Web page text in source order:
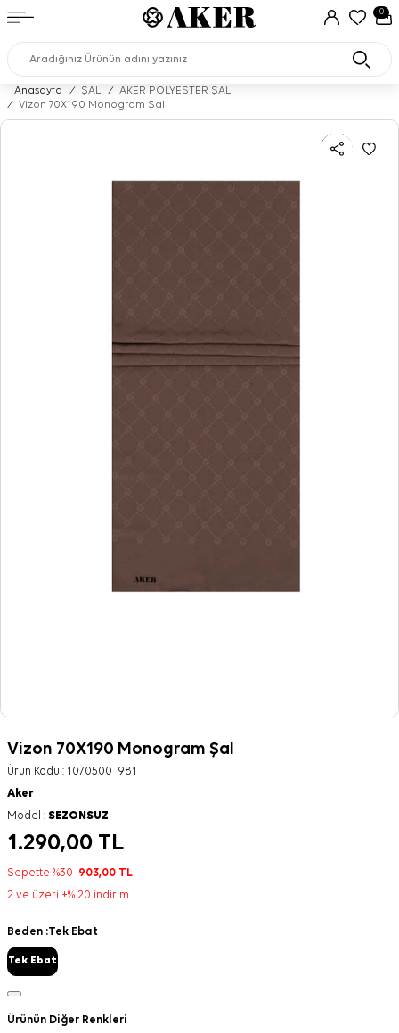
0
Anasayfa / ŞAL /
AKER POLYESTER ŞAL
/
Vizon 70X190 Monogram Şal
Vizon 70X190 Monogram Şal
Ürün Kodu : 1070500_981
Aker
Model : SEZONSUZ
1.290,00 TL
Sepette %30 903,00 TL
2 ve üzeri +% 20 indirim
Beden :Tek Ebat
Tek Ebat
Ürünün Diğer Renkleri